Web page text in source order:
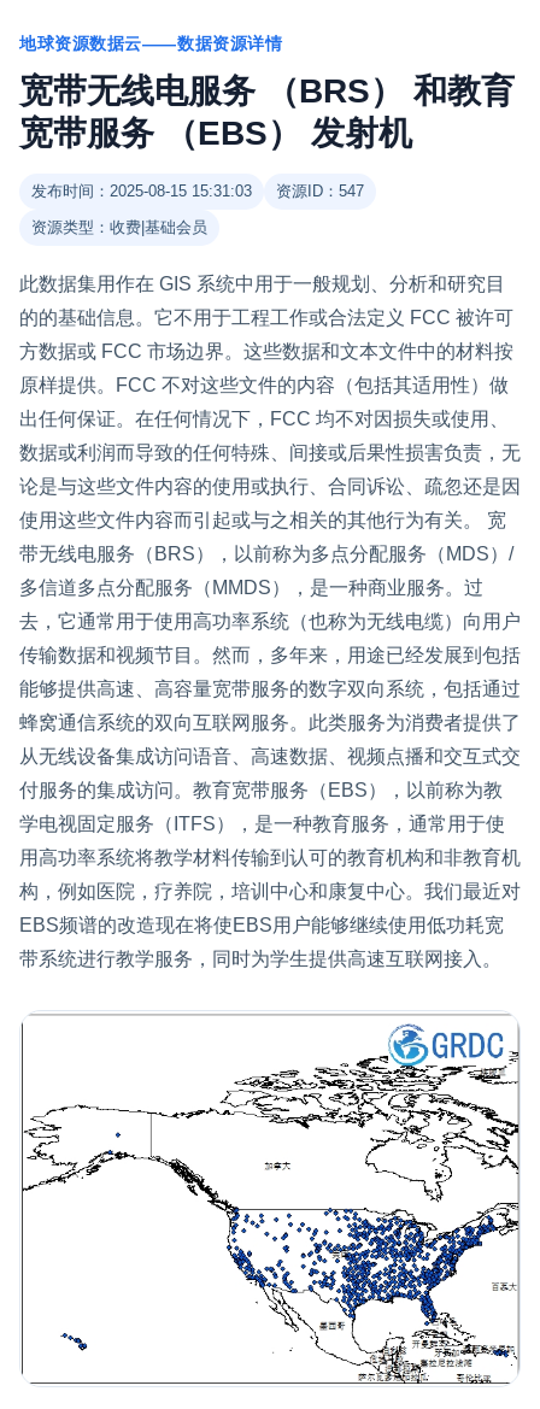
地球资源数据云——数据资源详情
宽带无线电服务 （BRS） 和教育
宽带服务 （EBS） 发射机
发布时间：2025-08-15 15:31:03
资源ID：547
资源类型：收费|基础会员
此数据集用作在 GIS 系统中用于一般规划、分析和研究目
的的基础信息。它不用于工程工作或合法定义 FCC 被许可
方数据或 FCC 市场边界。这些数据和文本文件中的材料按
原样提供。FCC 不对这些文件的内容（包括其适用性）做
出任何保证。在任何情况下，FCC 均不对因损失或使用、
数据或利润而导致的任何特殊、间接或后果性损害负责，无
论是与这些文件内容的使用或执行、合同诉讼、疏忽还是因
使用这些文件内容而引起或与之相关的其他行为有关。 宽
带无线电服务（BRS），以前称为多点分配服务（MDS）/
多信道多点分配服务（MMDS），是一种商业服务。过
去，它通常用于使用高功率系统（也称为无线电缆）向用户
传输数据和视频节目。然而，多年来，用途已经发展到包括
能够提供高速、高容量宽带服务的数字双向系统，包括通过
蜂窝通信系统的双向互联网服务。此类服务为消费者提供了
从无线设备集成访问语音、高速数据、视频点播和交互式交
付服务的集成访问。教育宽带服务（EBS），以前称为教
学电视固定服务（ITFS），是一种教育服务，通常用于使
用高功率系统将教学材料传输到认可的教育机构和非教育机
构，例如医院，疗养院，培训中心和康复中心。我们最近对
EBS频谱的改造现在将使EBS用户能够继续使用低功耗宽
带系统进行教学服务，同时为学生提供高速互联网接入。